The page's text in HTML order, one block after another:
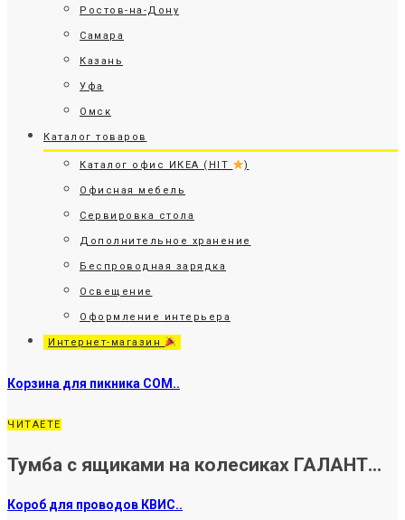
Ростов-на-Дону
Самара
Казань
Уфа
Омск
Каталог товаров
Каталог офис ИКЕА (HIT )
Офисная мебель
Сервировка стола
Дополнительное хранение
Беспроводная зарядка
Освещение
Оформление интерьера
Интернет-магазин
Корзина для пикника СОМ..
ЧИТАЕТЕ
Тумба с ящиками на колесиках ГАЛАНТ...
Короб для проводов КВИС..